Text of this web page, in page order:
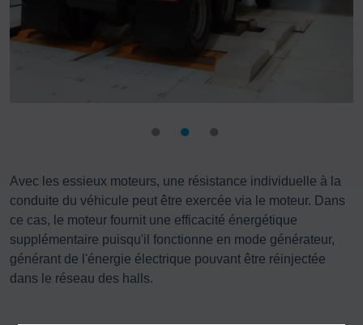
Avec les essieux moteurs, une résistance individuelle à la
conduite du véhicule peut être exercée via le moteur. Dans
ce cas, le moteur fournit une efficacité énergétique
supplémentaire puisqu'il fonctionne en mode générateur,
générant de l'énergie électrique pouvant être réinjectée
dans le réseau des halls.